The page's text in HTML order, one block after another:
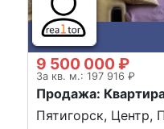
9 500 000 ₽
За кв. м.: 197 916 ₽
Продажа:
Пятигорск, Центр,